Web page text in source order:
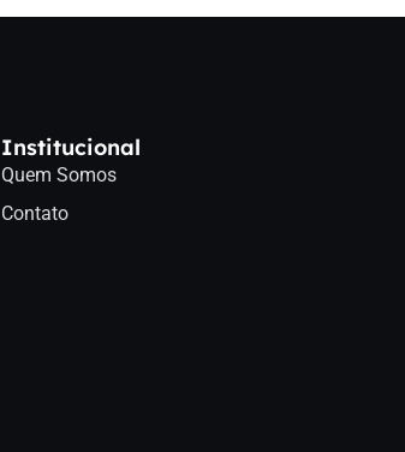
Institucional
Quem Somos
Contato